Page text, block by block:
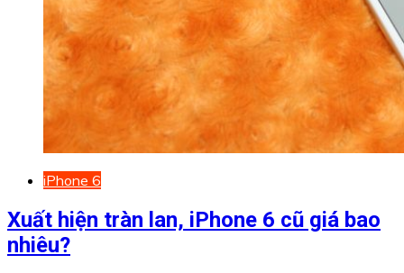
iPhone 6
Xuất hiện tràn lan, iPhone 6 cũ giá bao
nhiêu?